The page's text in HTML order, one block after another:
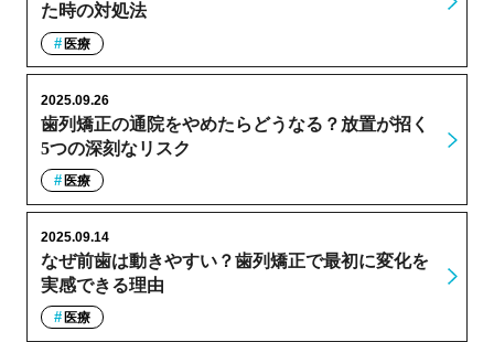
た時の対処法
医療
歯列矯正の通院をやめたらどうなる？放置が招く
5つの深刻なリスク
2025.09.26
医療
なぜ前歯は動きやすい？歯列矯正で最初に変化を
実感できる理由
2025.09.14
医療